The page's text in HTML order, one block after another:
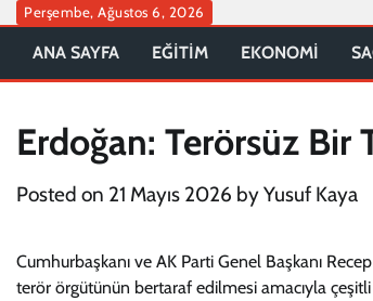
Skip
content
Perşembe, Ağustos 6, 2026
ANA SAYFA EĞİTİM EKONOMİ
Erdoğan: Terörsüz Bir
Posted on 21 Mayıs 2026 byYusuf Kaya
Cumhurbaşkanı ve AK Parti Genel Başkanı
terör örgütünün bertaraf edilmesi amacıyla